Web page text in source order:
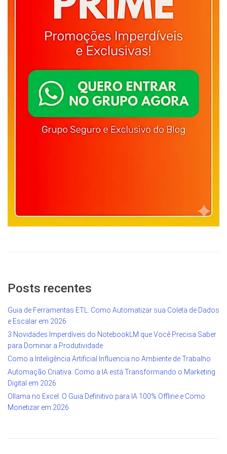
Posts recentes
Guia de Ferramentas ETL: Como Automatizar sua Coleta de Dados
e Escalar em 2026
3 Novidades Imperdíveis do NotebookLM que Você Precisa Saber
para Dominar a Produtividade
Como a Inteligência Artificial Influencia no Ambiente de Trabalho
Automação Criativa: Como a IA está Transformando o Marketing
Digital em 2026
Ollama no Excel: O Guia Definitivo para IA 100% Offline e Como
Monetizar em 2026